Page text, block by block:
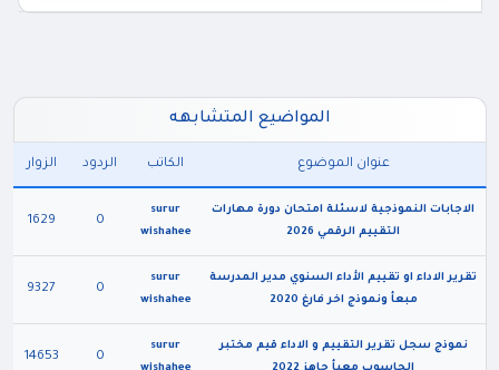
المواضيع المتشابهه
عنوان الموضوع الكاتب الردود الزوار
الاجابات النموذجية لاسئلة امتحان دورة مهارات
التقييم الرقمي 2026
surur
wishahee
0
1629
تقرير الاداء او تقييم الأداء السنوي مدير المدرسة
مبعأ ونموذج اخر فارغ 2020
surur
wishahee
0
9327
نموذج سجل تقرير التقييم و الاداء قيم مختبر
surur
0
14653